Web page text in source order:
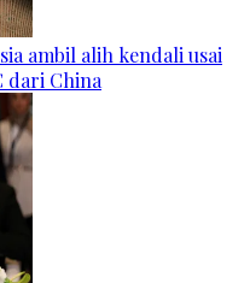
ambil alih kendali usai
dari China